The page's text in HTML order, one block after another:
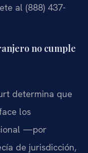
al (888) 437-
no cumple
determina que
los
—por
de jurisdicción,